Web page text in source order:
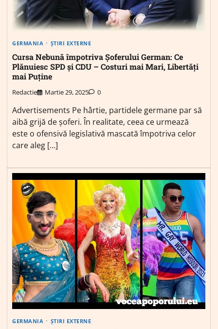
GERMANIA ȘTIRI EXTERNE
Cursa Nebună împotriva Șoferului German: Ce
Plănuiesc SPD și CDU – Costuri mai Mari, Libertăți
mai Puține
Redactie Martie 29, 2025 0
Advertisements Pe hârtie, partidele germane par să
aibă grijă de șoferi. În realitate, ceea ce urmează
este o ofensivă legislativă mascată împotriva celor
care aleg […]
GERMANIA ȘTIRI EXTERNE